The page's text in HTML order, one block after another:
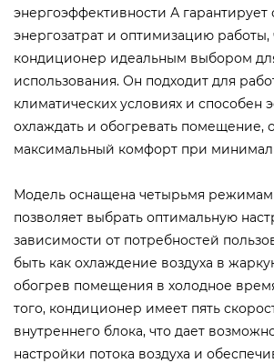
энергоэффективности А
энергозатрат и оптимизацию работы,
кондиционер идеальным выбором
использования. Он подходит для
климатических условиях и способен
охлаждать и обогревать помещение,
максимальный комфорт при
Модель оснащена четырьмя
позволяет выбрать оптимальную
зависимости от потребностей
быть как охлаждение воздуха в
обогрев помещения в холодное
того, кондиционер имеет пять
внутреннего блока, что дает
настройки потока воздуха и